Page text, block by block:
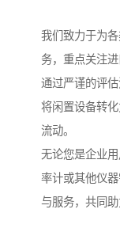
我们致力于为
务，重点关注
通过严谨的评
将闲置设备转
流动。
无论您是企业
率计或其他仪
与服务，共同